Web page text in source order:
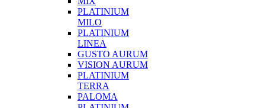
PLATINIUM
MILO
PLATINIUM
LINEA
GUSTO AURUM
VISION AURUM
PLATINIUM
TERRA
PALOMA